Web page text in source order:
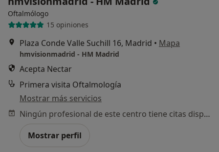
Oftalmólogo
15 opiniones
Plaza Conde Valle Suchill 16, Madrid • Mapa
hmvisionmadrid - HM Madrid
Acepta Nectar
Primera visita Oftalmología
Mostrar más servicios
Ningún profesional de este centro tiene citas disponibles
Mostrar perfil